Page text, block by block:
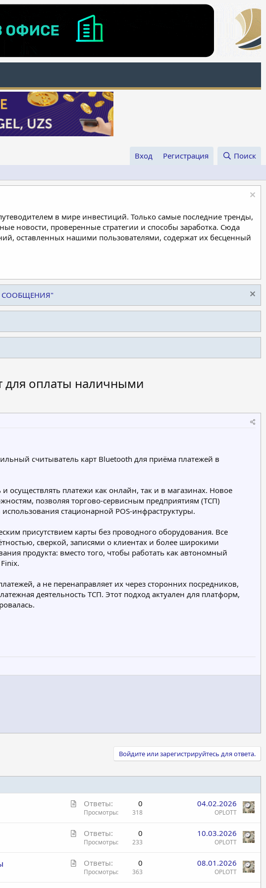
Вход Регистрация Поиск
в мире инвестиций. Только самые последние тренды,
новости, проверенные стратегии и способы заработка. Сюда
оставленных нашими пользователями, содержат их бесценный
СООБЩЕНИЯ"
для оплаты наличными
считыватель карт Bluetooth для приёма платежей в
платежи как онлайн, так и в магазинах. Новое
позволяя торгово-сервисным предприятиям (ТСП)
стационарной POS-инфраструктуры.
присутствием карты без проводного оборудования. Все
сверкой, записями о клиентах и более широкими
продукта: вместо того, чтобы работать как автономный
а не перенаправляет их через сторонних посредников,
деятельность ТСП. Этот подход актуален для платформ,
Войдите или зарегистрируйтесь для ответа.
С
т
Ответы 0
Просмотры 318
04.02.2026
OPLOTT
С
т
Ответы 0
Просмотры 233
10.03.2026
OPLOTT
С
Ответы 0
Просмотры 363
08.01.2026
OPLOTT